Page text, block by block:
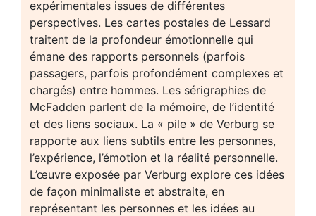
expérimentales issues de différentes
perspectives. Les cartes postales de Lessard
traitent de la profondeur émotionnelle qui
émane des rapports personnels (parfois
passagers, parfois profondément complexes et
chargés) entre hommes. Les sérigraphies de
McFadden parlent de la mémoire, de l’identité
et des liens sociaux. La « pile » de Verburg se
rapporte aux liens subtils entre les personnes,
l’expérience, l’émotion et la réalité personnelle.
L’œuvre exposée par Verburg explore ces idées
de façon minimaliste et abstraite, en
représentant les personnes et les idées au